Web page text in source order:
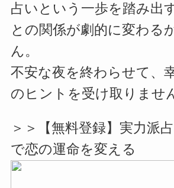
占いという一歩を踏み出
との関係が劇的に変わる
ん。
不安な夜を終わらせて、
のヒントを受け取りませ
＞＞【無料登録】実力派
で恋の運命を変える